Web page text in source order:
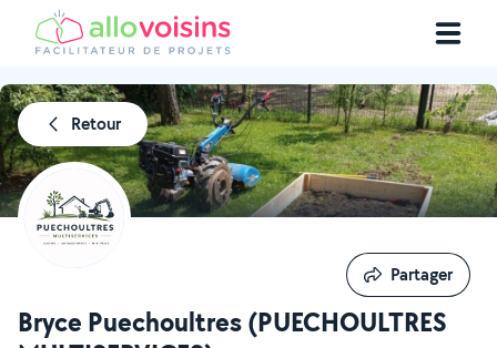
Retour
Bryce Puechoultres (PUECHOULTRES
Partager
Partager